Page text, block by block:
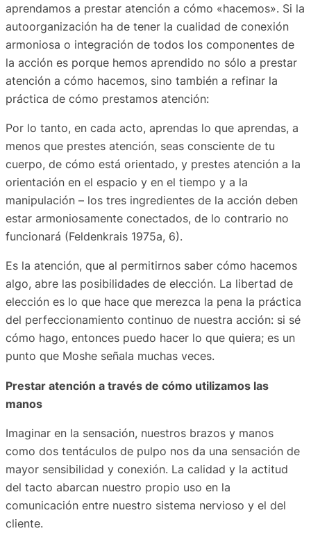
aprendamos a prestar atención a cómo «hacemos». Si la
autoorganización ha de tener la cualidad de conexión
armoniosa o integración de todos los componentes de
la acción es porque hemos aprendido no sólo a prestar
atención a cómo hacemos, sino también a refinar la
práctica de cómo prestamos atención:
Por lo tanto, en cada acto, aprendas lo que aprendas, a
menos que prestes atención, seas consciente de tu
cuerpo, de cómo está orientado, y prestes atención a la
orientación en el espacio y en el tiempo y a la
manipulación – los tres ingredientes de la acción deben
estar armoniosamente conectados, de lo contrario no
funcionará (Feldenkrais 1975a, 6).
Es la atención, que al permitirnos saber cómo hacemos
algo, abre las posibilidades de elección. La libertad de
elección es lo que hace que merezca la pena la práctica
del perfeccionamiento continuo de nuestra acción: si sé
cómo hago, entonces puedo hacer lo que quiera; es un
punto que Moshe señala muchas veces.
Prestar atención a través de cómo utilizamos las
manos
Imaginar en la sensación, nuestros brazos y manos
como dos tentáculos de pulpo nos da una sensación de
mayor sensibilidad y conexión. La calidad y la actitud
del tacto abarcan nuestro propio uso en la
comunicación entre nuestro sistema nervioso y el del
cliente.